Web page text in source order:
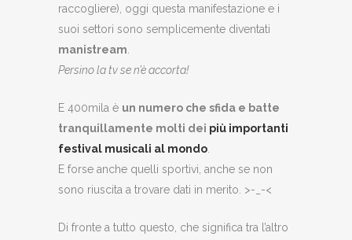
raccogliere), oggi questa manifestazione e i
suoi settori sono semplicemente diventati
manistream
Persino la tv se n’è accorta!
E 400mila è un numero che sfida e batte
tranquillamente molti dei più importanti
festival musicali al mondo
E forse anche quelli sportivi, anche se non
sono riuscita a trovare dati in merito. >-_-<
Di fronte a tutto questo, che significa tra l’altro